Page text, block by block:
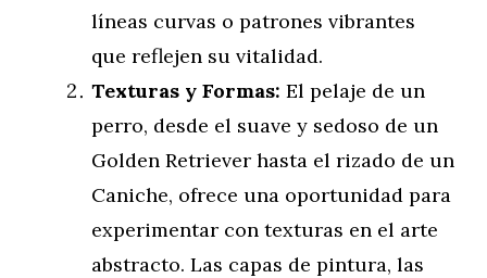
líneas curvas o patrones vibrantes
que reflejen su vitalidad.
Texturas y Formas: El pelaje de un
perro, desde el suave y sedoso de un
Golden Retriever hasta el rizado de un
Caniche, ofrece una oportunidad para
experimentar con texturas en el arte
abstracto. Las capas de pintura, las